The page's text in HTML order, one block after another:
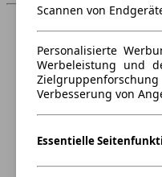
Scannen von
Personalisierte
Werbeleistung und
Verbesserung von
Essentielle